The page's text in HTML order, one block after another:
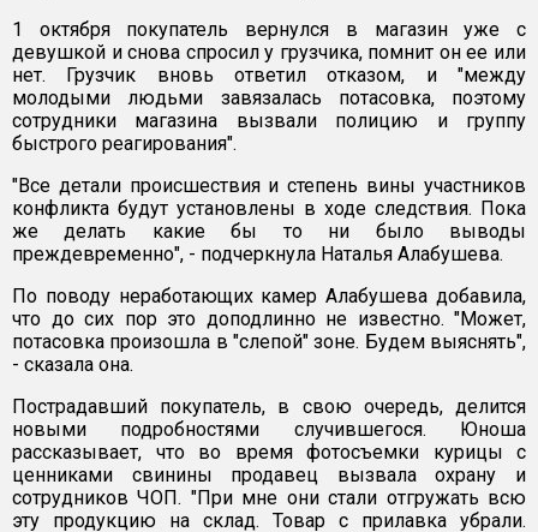
1 октября покупатель вернулся в магазин уже с
девушкой и снова спросил у грузчика, помнит он ее или
нет. Грузчик вновь ответил отказом, и "между
молодыми людьми завязалась потасовка, поэтому
сотрудники магазина вызвали полицию и группу
быстрого реагирования".
"Все детали происшествия и степень вины участников
конфликта будут установлены в ходе следствия. Пока
же делать какие бы то ни было выводы
преждевременно", - подчеркнула Наталья Алабушева.
По поводу неработающих камер Алабушева добавила,
что до сих пор это доподлинно не известно. "Может,
потасовка произошла в "слепой" зоне. Будем выяснять",
- сказала она.
Пострадавший покупатель, в свою очередь, делится
новыми подробностями случившегося. Юноша
рассказывает, что во время фотосъемки курицы с
ценниками свинины продавец вызвала охрану и
сотрудников ЧОП. "При мне они стали отгружать всю
эту продукцию на склад. Товар с прилавка убрали.